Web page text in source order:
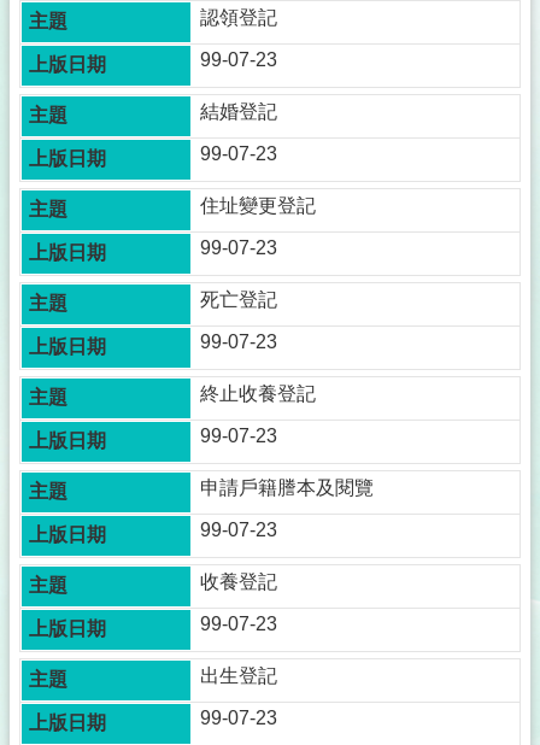
專
區
祭
祀
公
業
與
神
明
會
戶
政
服
務
網
網
站
連
結
性
別
等
專
區
認領登記
99-07-23
結婚登記
99-07-23
住址變更登記
99-07-23
死亡登記
99-07-23
終止收養登記
99-07-23
申請戶籍謄本及閱覽
99-07-23
收養登記
99-07-23
出生登記
99-07-23